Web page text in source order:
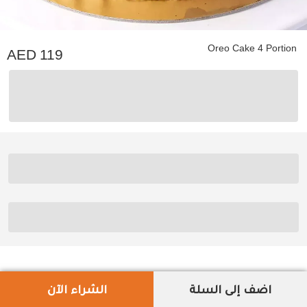
Oreo Cake 4 Portion
119
اضف إلى السلة الشراء الآن